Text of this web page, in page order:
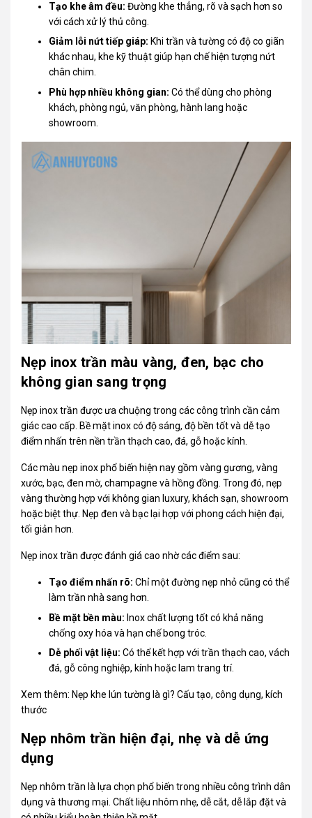
Tạo khe âm đều: Đường khe thẳng, rõ và sạch hơn so
với cách xử lý thủ công.
Giảm lỗi nứt tiếp giáp: Khi trần và tường có độ co giãn
khác nhau, khe kỹ thuật giúp hạn chế hiện tượng nứt
chân chim.
Phù hợp nhiều không gian: Có thể dùng cho phòng
khách, phòng ngủ, văn phòng, hành lang hoặc
showroom.
Nẹp inox trần màu vàng, đen, bạc cho
không gian sang trọng
Nẹp inox trần được ưa chuộng trong các công trình cần cảm
giác cao cấp. Bề mặt inox có độ sáng, độ bền tốt và dễ tạo
điểm nhấn trên nền trần thạch cao, đá, gỗ hoặc kính.
Các màu nẹp inox phổ biến hiện nay gồm vàng gương, vàng
xước, bạc, đen mờ, champagne và hồng đồng. Trong đó, nẹp
vàng thường hợp với không gian luxury, khách sạn, showroom
hoặc biệt thự. Nẹp đen và bạc lại hợp với phong cách hiện đại,
tối giản hơn.
Nẹp inox trần được đánh giá cao nhờ các điểm sau:
Tạo điểm nhấn rõ: Chỉ một đường nẹp nhỏ cũng có thể
làm trần nhà sang hơn.
Bề mặt bền màu: Inox chất lượng tốt có khả năng
chống oxy hóa và hạn chế bong tróc.
Dễ phối vật liệu: Có thể kết hợp với trần thạch cao, vách
đá, gỗ công nghiệp, kính hoặc lam trang trí.
Xem thêm: Nẹp khe lún tường là gì? Cấu tạo, công dụng, kích
thước
Nẹp nhôm trần hiện đại, nhẹ và dễ ứng
dụng
Nẹp nhôm trần là lựa chọn phổ biến trong nhiều công trình dân
dụng và thương mại. Chất liệu nhôm nhẹ, dễ cắt, dễ lắp đặt và